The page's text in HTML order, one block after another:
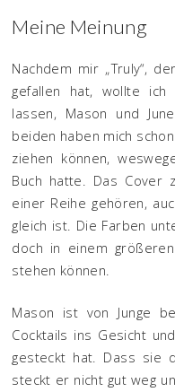
Meine Meinung
Nachdem mir „Truly“,
gefallen hat, wollte
lassen, Mason und
beiden haben mich
ziehen können,
Buch hatte. Das Cover
einer Reihe gehören,
gleich ist. Die Farben
doch in einem
stehen können.
Mason ist von Junge
Cocktails ins Gesicht
gesteckt hat. Dass sie
steckt er nicht gut weg